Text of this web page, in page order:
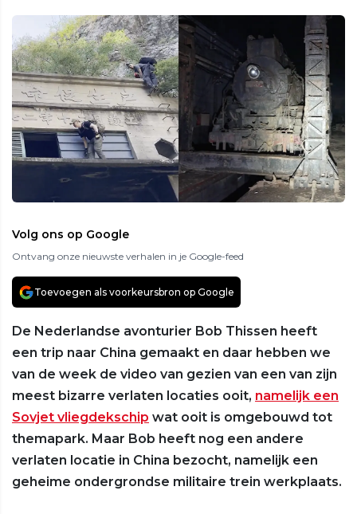
Volg ons op Google
Ontvang onze nieuwste verhalen in je Google-feed
Toevoegen als voorkeursbron op Google
De Nederlandse avonturier Bob Thissen heeft
een trip naar China gemaakt en daar hebben we
van de week de video van gezien van een van zijn
meest bizarre verlaten locaties ooit, namelijk een
Sovjet vliegdekschip wat ooit is omgebouwd tot
themapark. Maar Bob heeft nog een andere
verlaten locatie in China bezocht, namelijk een
geheime ondergrondse militaire trein werkplaats.